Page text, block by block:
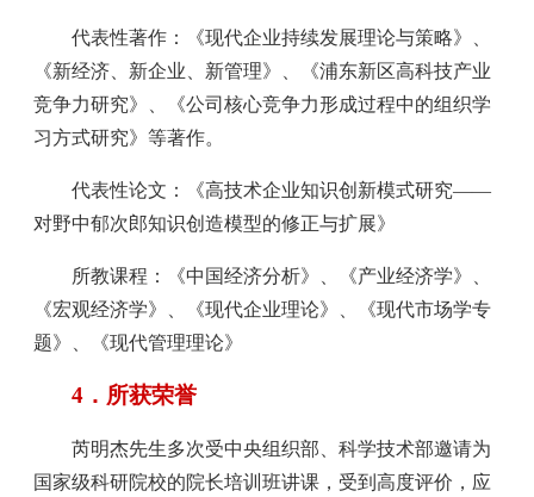
代表性著作：《现代企业持续发展理论与策略》、
《新经济、新企业、新管理》、《浦东新区高科技产业
竞争力研究》、《公司核心竞争力形成过程中的组织学
习方式研究》等著作。
代表性论文：《高技术企业知识创新模式研究——
对野中郁次郎知识创造模型的修正与扩展》
所教课程：《中国经济分析》、《产业经济学》、
《宏观经济学》、《现代企业理论》、《现代市场学专
题》、《现代管理理论》
4．所获荣誉
芮明杰先生多次受中央组织部、科学技术部邀请为
国家级科研院校的院长培训班讲课，受到高度评价，应